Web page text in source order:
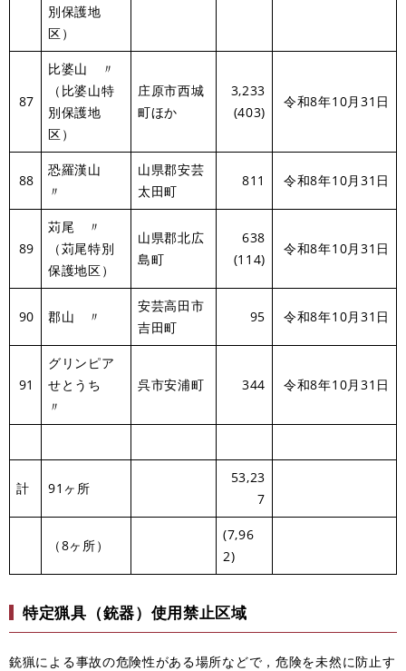
別保護地
区）
87
比婆山 〃
（比婆山特
別保護地
区）
庄原市西城
町ほか
3,233
(403)
令和8年10月31日
88
恐羅漢山
〃
山県郡安芸
太田町
811 令和8年10月31日
89
苅尾 〃
（苅尾特別
保護地区）
山県郡北広
島町
638
(114)
令和8年10月31日
90 郡山 〃
安芸高田市
吉田町
95 令和8年10月31日
91
グリンピア
せとうち
〃
呉市安浦町 344 令和8年10月31日
計 91ヶ所
53,23
7
（8ヶ所）
(7,96
2)
特定猟具（銃器）使用禁止区域
銃猟による事故の危険性がある場所などで，危険を未然に防止す